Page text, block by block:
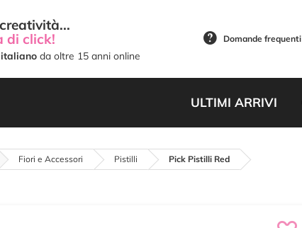
di click!
italiano da oltre 15 anni online
Domande frequenti
ULTIMI ARRIVI
Fiori e Accessori Pistilli Pick Pistilli Red